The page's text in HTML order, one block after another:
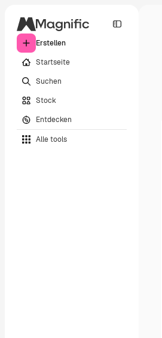
Erstellen
Startseite
Suchen
Stock
Entdecken
Alle tools